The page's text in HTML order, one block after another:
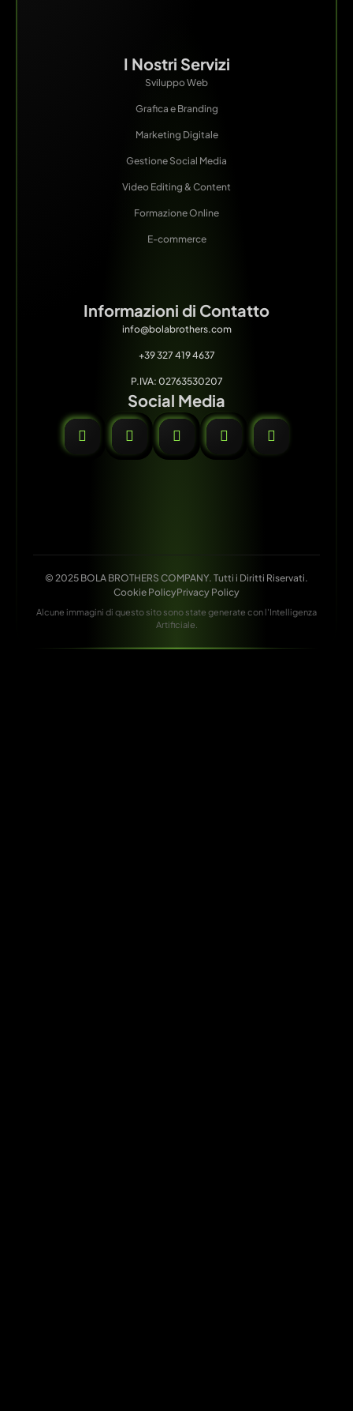
I Nostri Servizi
Sviluppo Web
Grafica e Branding
Marketing Digitale
Gestione Social Media
Video Editing & Content
Formazione Online
E-commerce
Informazioni di Contatto
info@bolabrothers.com
+39 327 419 4637
P.IVA: 02763530207
Social Media
© 2025 BOLA BROTHERS COMPANY. Tutti i Diritti Riservati.
Cookie PolicyPrivacy Policy
Alcune immagini di questo sito sono state generate con l'Intelligenza
Artificiale.